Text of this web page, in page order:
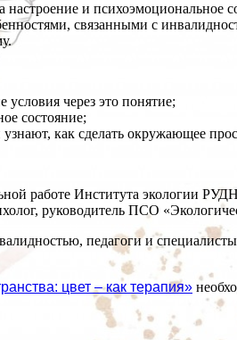
и психоэмоциональное
связанными с
через это понятие;
состояние;
как сделать окружающее
работе Института экологии
руководитель ПСО
педагоги и
цвет – как терапия»